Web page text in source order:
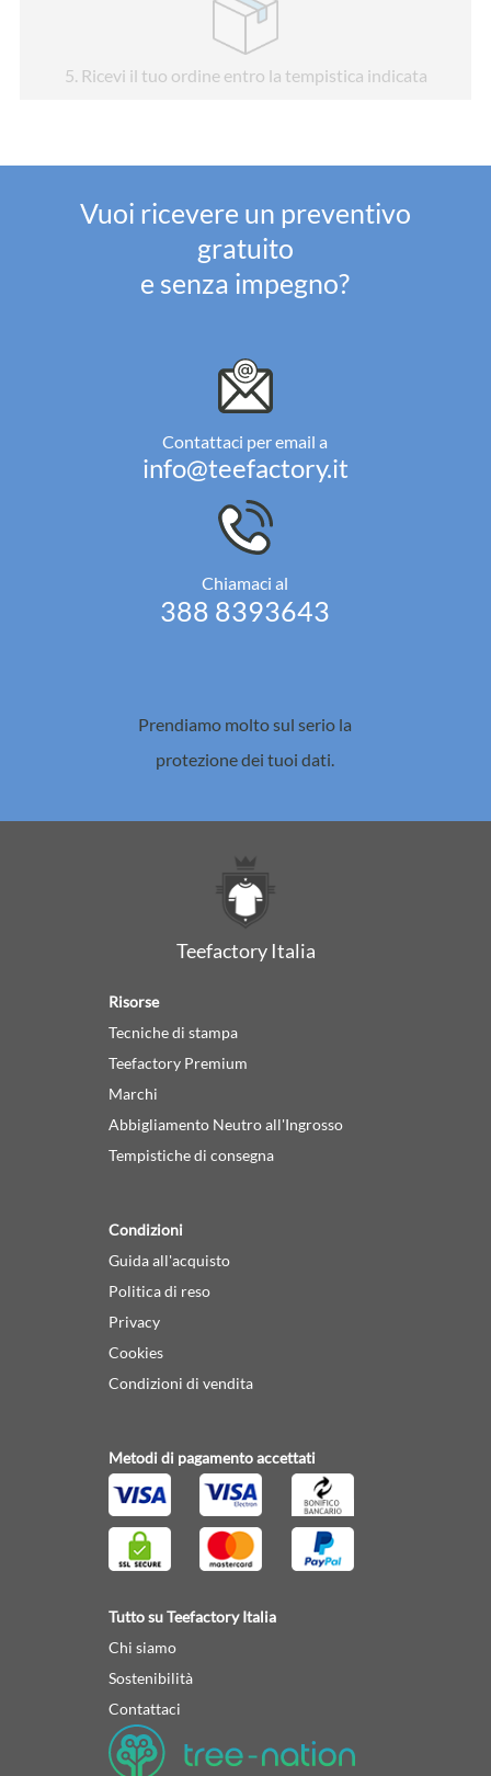
5 . Ricevi il tuo ordine entro la tempistica indicata
Vuoi ricevere un preventivo
gratuito
e senza impegno?
Contattaci per email a
info@teefactory.it
Chiamaci al
388 8393643
Prendiamo molto sul serio la
protezione dei tuoi dati.
Teefactory Italia
Risorse
Tecniche di stampa
Teefactory Premium
Marchi
Abbigliamento Neutro all'Ingrosso
Tempistiche di consegna
Condizioni
Guida all'acquisto
Politica di reso
Privacy
Cookies
Condizioni di vendita
Metodi di pagamento accettati
Tutto su Teefactory Italia
Chi siamo
Sostenibilità
Contattaci